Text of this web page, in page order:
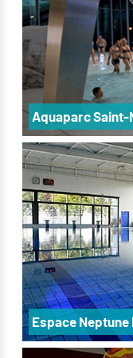
Aquaparc Saint-
Espace Neptune